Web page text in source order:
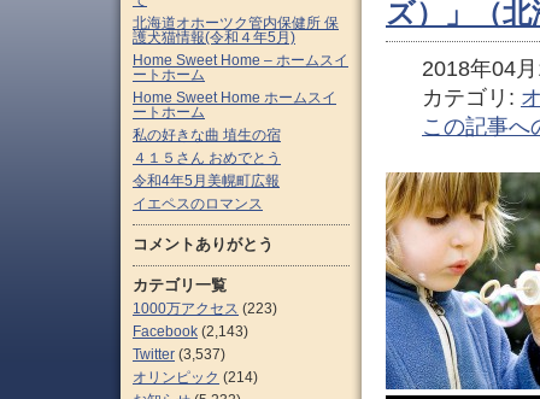
ズ）」（
2018年04
カテゴリ:
この記事へ
北海道オホーツク管内保健所 保
護犬猫情報(令和４年5月)
Home Sweet Home – ホームスイ
ートホーム
Home Sweet Home ホームスイ
ートホーム
私の好きな曲 埴生の宿
４１５さん おめでとう
令和4年5月美幌町広報
イエペスのロマンス
コメントありがとう
カテゴリ一覧
1000万アクセス (223)
Facebook (2,143)
Twitter (3,537)
オリンピック (214)